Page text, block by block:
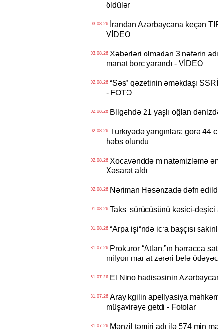
öldülər
03.08.26İrandan Azərbaycana keçən
VİDEO
03.08.26Xəbərləri olmadan 3 nəfərin
manat borc yarandı - VİDEO
02.08.26“Səs” qəzetinin əməkdaşı
- FOTO
02.08.26Bilgəhdə 21 yaşlı oğlan
02.08.26Türkiyədə yanğınlara görə 44
həbs olundu
02.08.26Xocavənddə minatəmizləmə
Xəsarət aldı
02.08.26Nəriman Həsənzadə dəfn
01.08.26Taksi sürücüsünü kəsici-deşici
01.08.26“Arpa işi“ndə icra başçısı
31.07.26Prokuror “Atlant”ın hərracda
milyon manat zərəri belə
31.07.26El Nino hadisəsinin
31.07.26Arayikgilin apellyasiya
müşavirəyə getdi - Fotolar
31.07.26Mənzil təmiri adı ilə 574 min